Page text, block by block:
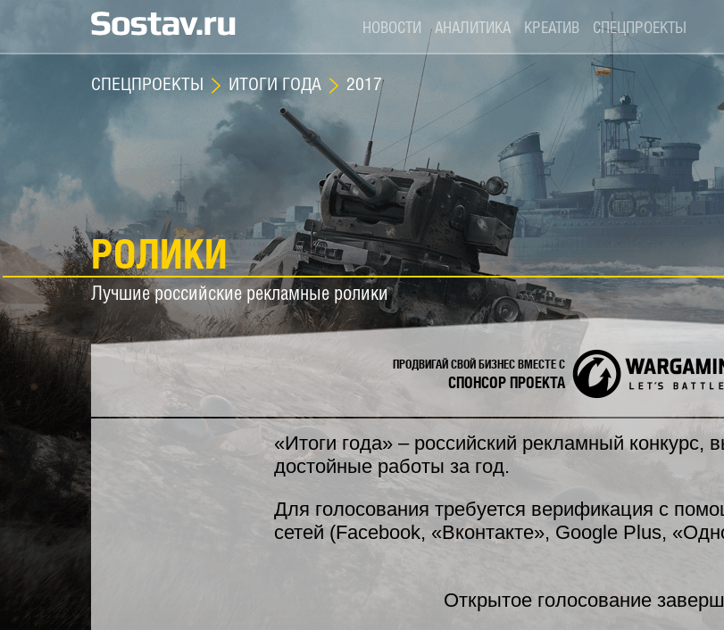
НОВОСТИ АНАЛИТИКА КРЕАТИВ СПЕЦПРОЕКТЫ
СПЕЦПРОЕКТЫ ИТОГИ ГОДА
2017
РОЛИКИ
Лучшие российские рекламные ролики
ПРОДВИГАЙ СВОЙ БИЗНЕС ВМЕСТЕ С
СПОНСОР ПРОЕКТА
«Итоги года» – российский рекламный
достойные работы за год.
Для голосования требуется верификация с
сетей (Facebook, «Вконтакте», Google Plus,
Открытое голосование